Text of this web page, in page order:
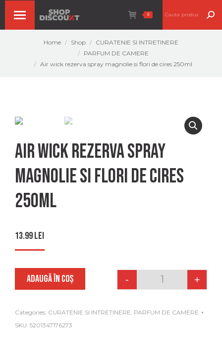
0
You are here:
Home Shop
CURATENIE SI INTRETINERE
PARFUM DE CAMERE
Air wick rezerva spray magnolie si flori de cires 250ml
Air wick rezerva spray
magnolie si flori de cires
250ml
13.99lei
Quantity
- +
ADAUGĂ ÎN COȘ
Categories: CURATENIE SI INTRETINERE, PARFUM DE CAMERE
SKU: 5201347176273